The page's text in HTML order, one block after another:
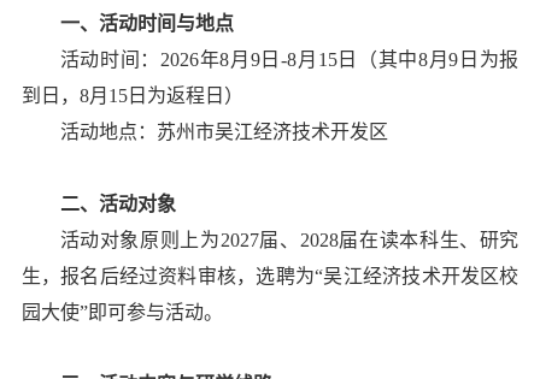
一、活动时间与地点
活动时间：2026年8月9日-8月15日（其中8月9日为报
到日，8月15日为返程日）
活动地点：苏州市吴江经济技术开发区
二、活动对象
活动对象原则上为2027届、2028届在读本科生、研究
生，报名后经过资料审核，选聘为“吴江经济技术开发区校
园大使”即可参与活动。